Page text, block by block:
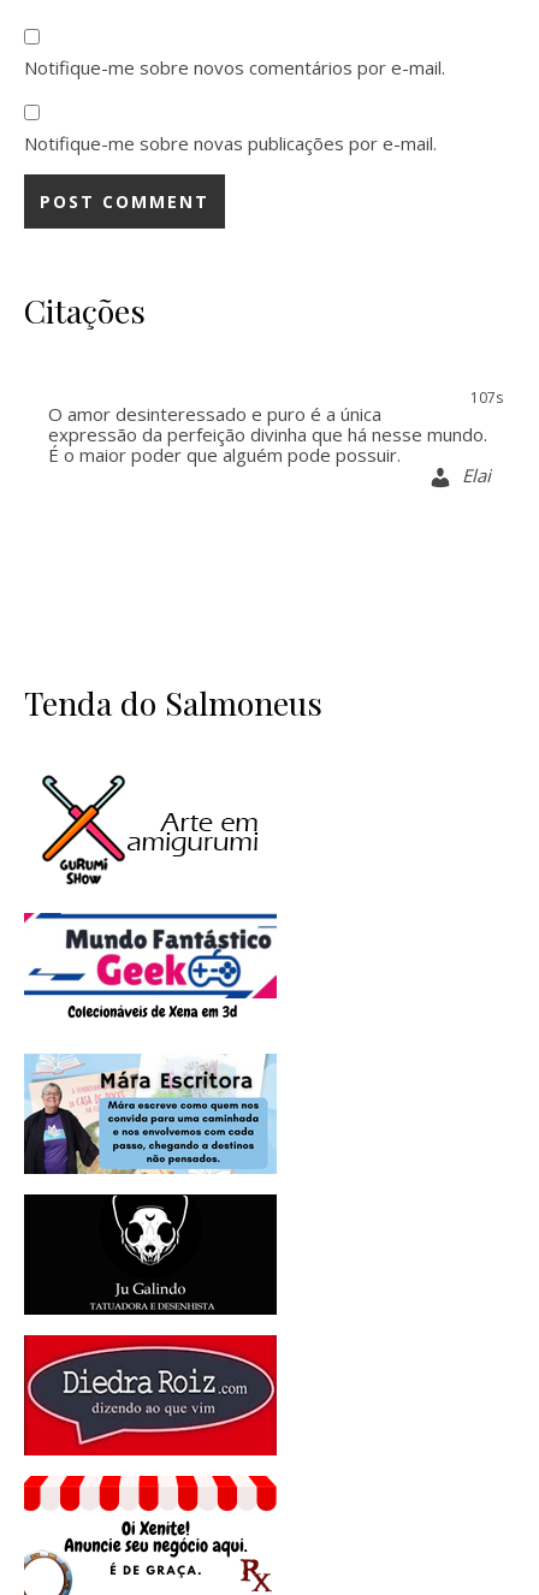
Notifique-me sobre novos comentários por e-mail.
Notifique-me sobre novas publicações por e-mail.
Citações
106s
O amor desinteressado e puro é a única
expressão da perfeição divinha que há nesse mundo.
É o maior poder que alguém pode possuir.
Elai
Tenda do Salmoneus